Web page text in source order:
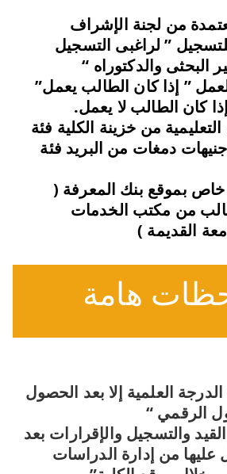
من لجنة الإشراف
” لراغبى التسجيل
البحثى والدكتوراه “
” إذا كان الطالب يعمل”
كان الطالب لا يعمل.
من خزينة الكلية فئة
20 جنيهات * 10 جنيهات دمغات من البريد فئة
خاص بموقع بنك المعرفة (
من مكتب الخدمات
القديمة )
هامة
العلمية إلا بعد الحصول
الرقمي “
والتسجيل والإقرارات بعد
عليها من إدارة الدراسات